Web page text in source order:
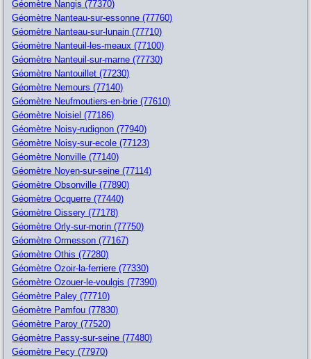
Géomètre Nangis (77370)
Géomètre Nanteau-sur-essonne (77760)
Géomètre Nanteau-sur-lunain (77710)
Géomètre Nanteuil-les-meaux (77100)
Géomètre Nanteuil-sur-marne (77730)
Géomètre Nantouillet (77230)
Géomètre Nemours (77140)
Géomètre Neufmoutiers-en-brie (77610)
Géomètre Noisiel (77186)
Géomètre Noisy-rudignon (77940)
Géomètre Noisy-sur-ecole (77123)
Géomètre Nonville (77140)
Géomètre Noyen-sur-seine (77114)
Géomètre Obsonville (77890)
Géomètre Ocquerre (77440)
Géomètre Oissery (77178)
Géomètre Orly-sur-morin (77750)
Géomètre Ormesson (77167)
Géomètre Othis (77280)
Géomètre Ozoir-la-ferriere (77330)
Géomètre Ozouer-le-voulgis (77390)
Géomètre Paley (77710)
Géomètre Pamfou (77830)
Géomètre Paroy (77520)
Géomètre Passy-sur-seine (77480)
Géomètre Pecy (77970)